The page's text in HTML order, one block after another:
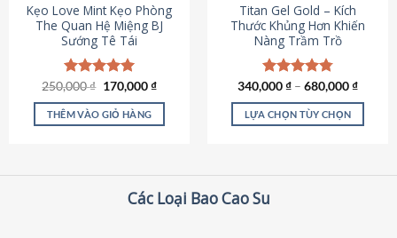
chọn
trên
trang
sản
phẩm
Kẹo Love Mint Kẹo Phòng
The Quan Hệ Miệng BJ
Sướng Tê Tái
Được xếp
hạng5.00
5 sao
250,000₫ Giá
là:
250,000 ₫.
170,000₫Giá
tại
THÊM VÀO GIỎ HÀNG
Titan Gel Gold – Kích
Thước Khủng Hơn Khiến
Nàng Trầm Trồ
Được xếp
hạng4.79
5 sao
340,000₫ – 680,000₫
LỰA CHỌN TÙY CHỌN
Các Loại Bao Cao Su